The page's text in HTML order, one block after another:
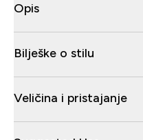
Opis
Bilješke o stilu
Veličina i pristajanje